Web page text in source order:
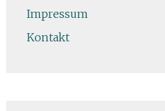
Impressum
Kontakt